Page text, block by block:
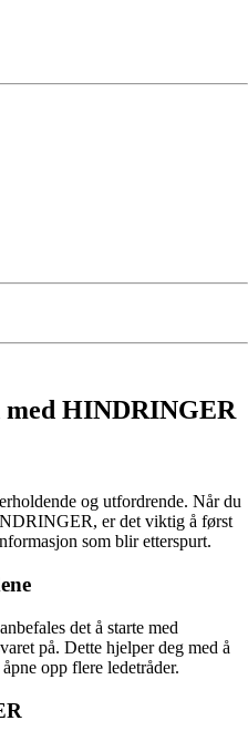
HINDRINGER
og utfordrende. Når du
er det viktig å først
som blir etterspurt.
det å starte med
på. Dette hjelper deg med å
opp flere ledetråder.